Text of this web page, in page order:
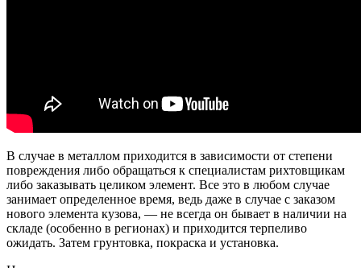
В случае в металлом приходится в зависимости от степени
повреждения либо обращаться к специалистам рихтовщикам
либо заказывать целиком элемент. Все это в любом случае
занимает определенное время, ведь даже в случае с заказом
нового элемента кузова, — не всегда он бывает в наличии на
складе (особенно в регионах) и приходится терпеливо
ожидать. Затем грунтовка, покраска и установка.